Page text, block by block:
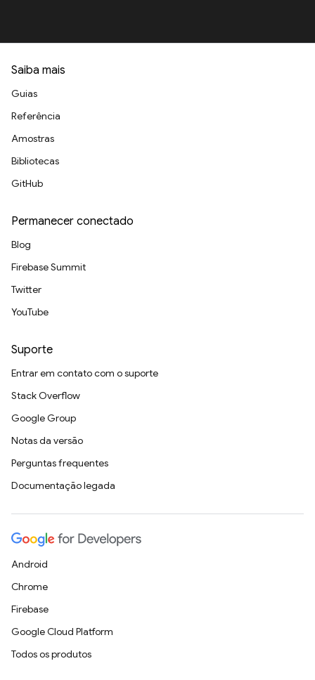
Saiba mais
Guias
Referência
Amostras
Bibliotecas
GitHub
Permanecer conectado
Blog
Firebase Summit
Twitter
YouTube
Suporte
Entrar em contato com o suporte
Stack Overflow
Google Group
Notas da versão
Perguntas frequentes
Documentação legada
Android
Chrome
Firebase
Google Cloud Platform
Todos os produtos